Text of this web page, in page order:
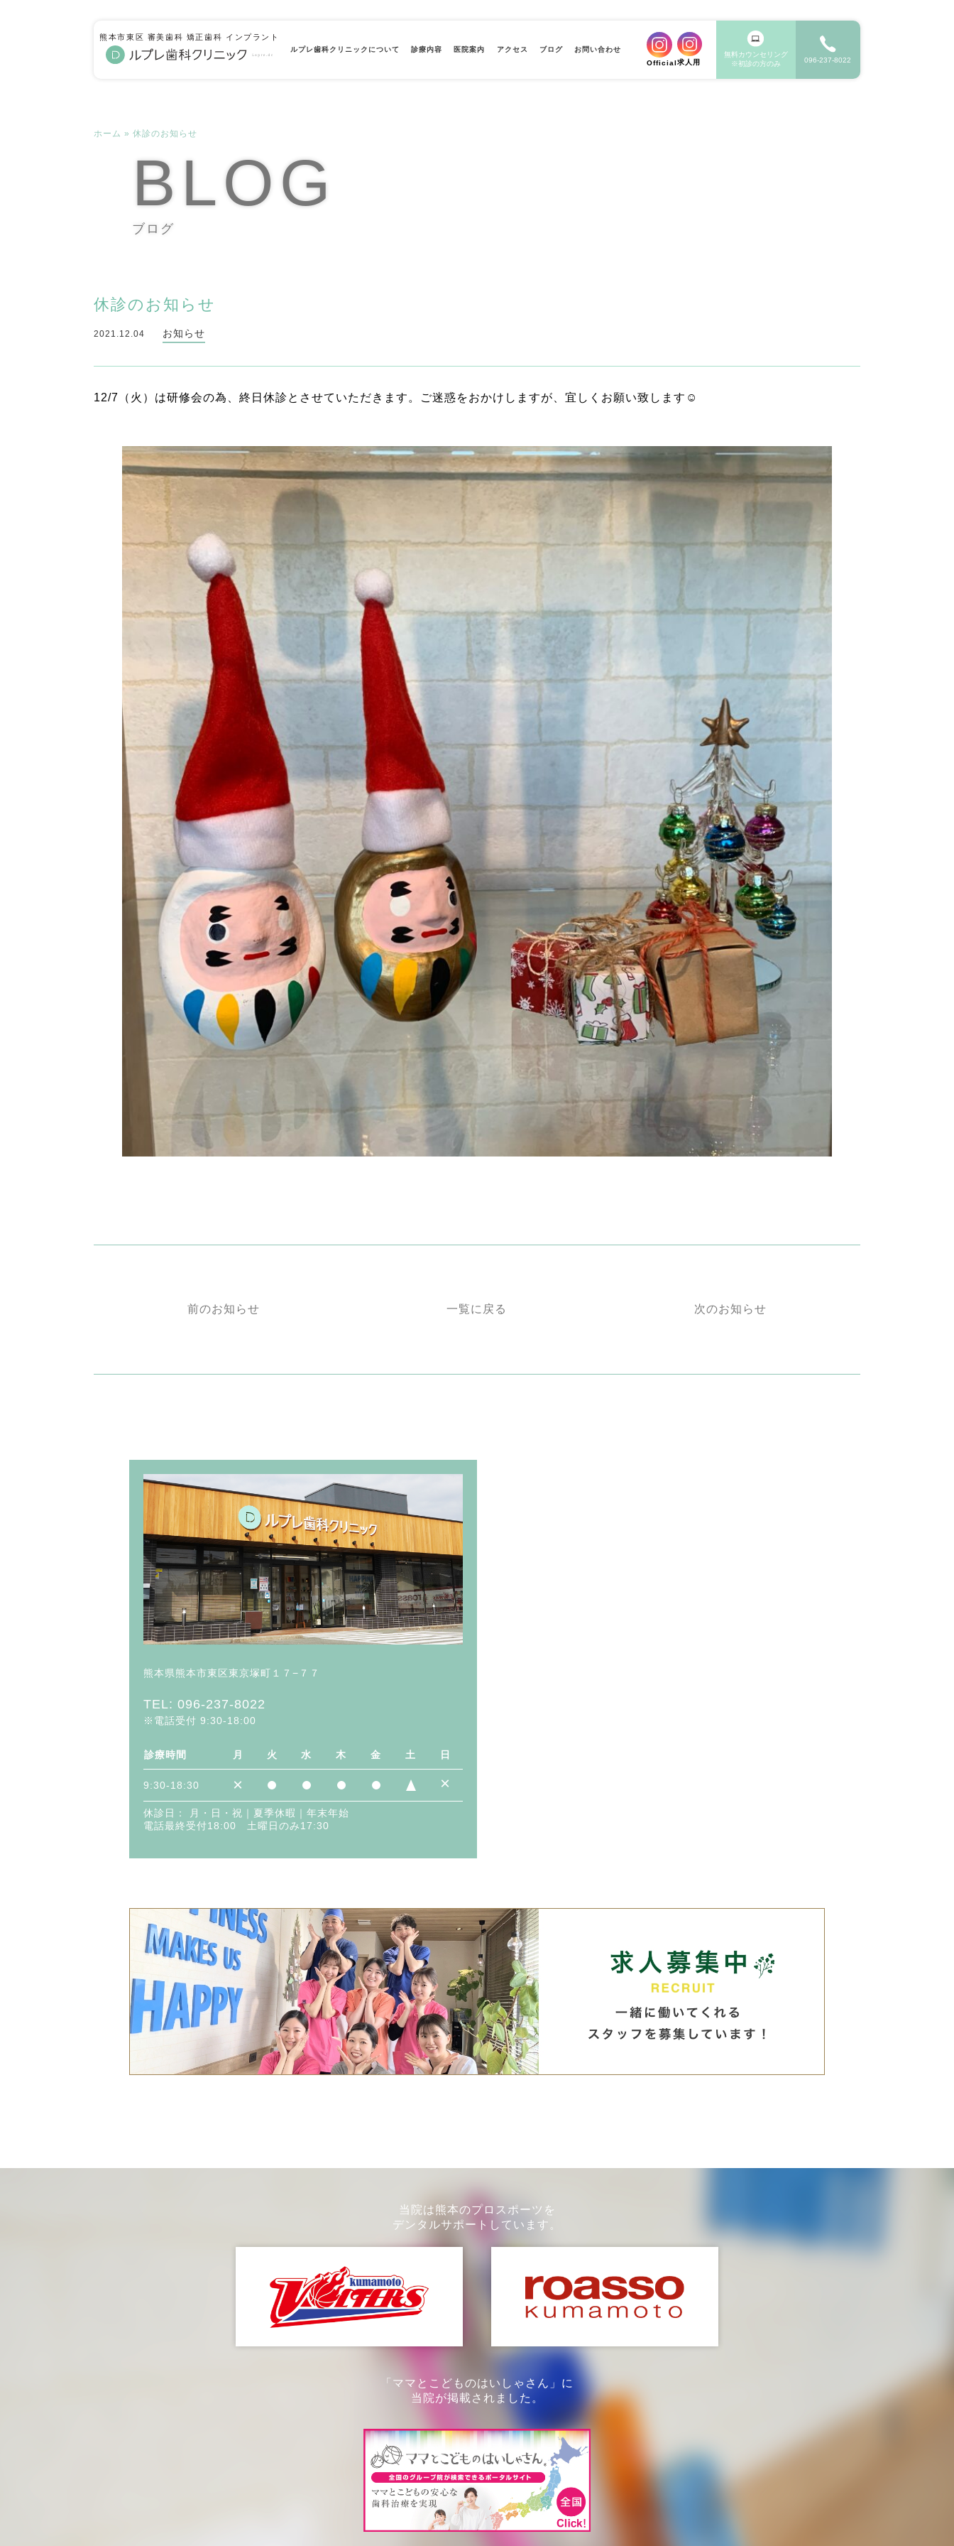
熊本市東区 審美歯科 矯正歯科 インプラント
ルプレ歯科クリニックについて 診療内容 医院案内 アクセス ブログ
お問い合わせ
Official求人用
無料カウンセリング
※初診の方のみ
096-237-8022
ホーム » 休診のお知らせ
BLOG
ブログ
休診のお知らせ
2021.12.04 お知らせ
12/7（火）は研修会の為、終日休診とさせていただきます。ご迷惑をおかけしますが、宜しくお願い致します☺
前のお知らせ 一覧に戻る 次のお知らせ
熊本県熊本市東区東京塚町１７−７７
TEL: 096-237-8022
※電話受付 9:30-18:00
診療時間 月 火 水 木 金 土 日
9:30-18:30 × ×
休診日： 月・日・祝｜夏季休暇｜年末年始
電話最終受付18:00 土曜日のみ17:30
当院は熊本のプロスポーツを
デンタルサポートしています。
「ママとこどものはいしゃさん」に
当院が掲載されました。